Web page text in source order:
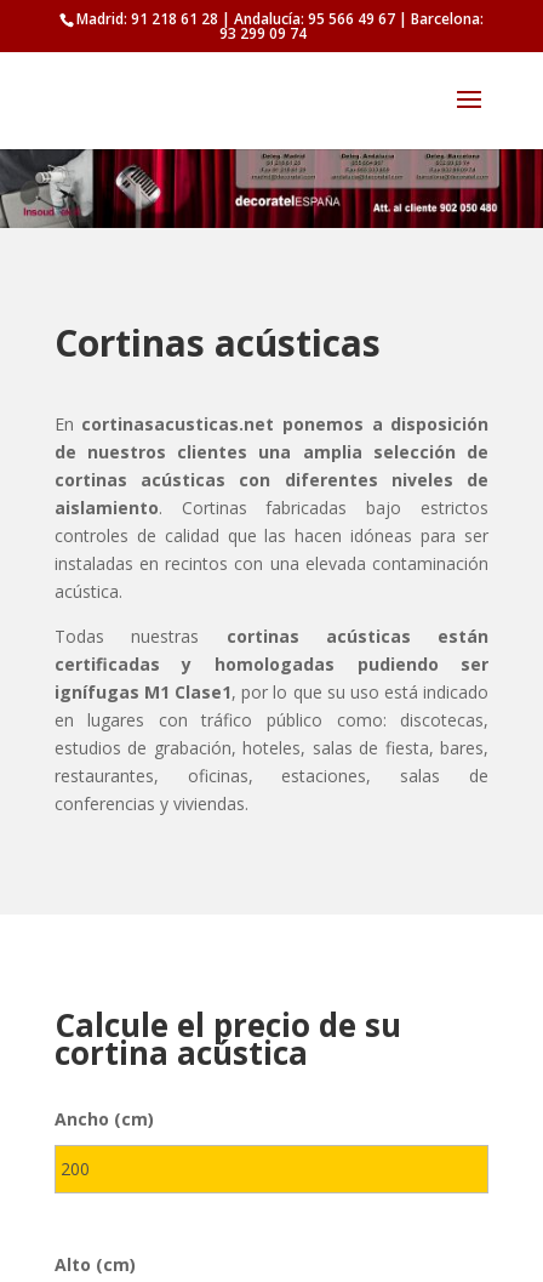
Madrid: 91 218 61 28 | Andalucía: 95 566 49 67 | Barcelona:
93 299 09 74
Cortinas acústicas
En cortinasacusticas.net ponemos a disposición
de nuestros clientes una amplia selección de
cortinas acústicas con diferentes niveles de
aislamiento. Cortinas fabricadas bajo estrictos
controles de calidad que las hacen idóneas para ser
instaladas en recintos con una elevada contaminación
acústica.
Todas nuestras cortinas acústicas están
certificadas y homologadas pudiendo ser
ignífugas M1 Clase1, por lo que su uso está indicado
en lugares con tráfico público como: discotecas,
estudios de grabación, hoteles, salas de fiesta, bares,
restaurantes, oficinas, estaciones, salas de
conferencias y viviendas.
Calcule el precio de su
cortina acústica
Ancho (cm)
Alto (cm)